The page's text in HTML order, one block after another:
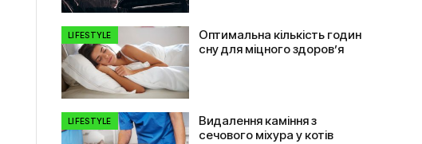
LIFESTYLE
Оптимальна кількість годин
сну для міцного здоров’я
LIFESTYLE
Видалення каміння з
сечового міхура у котів